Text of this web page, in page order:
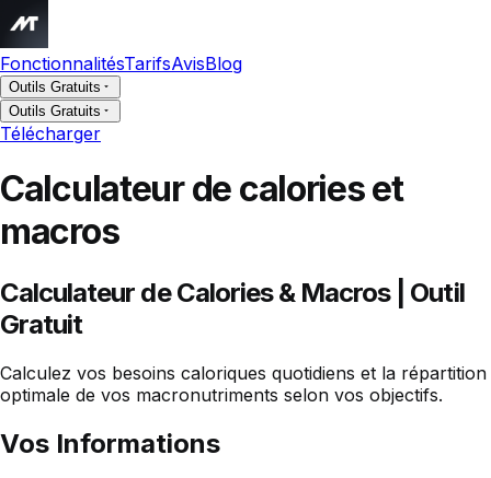
FonctionnalitésTarifsAvisBlog
Outils Gratuits
Outils Gratuits
Télécharger
Calculateur de calories et
macros
Calculateur de Calories & Macros | Outil
Gratuit
Calculez vos besoins caloriques quotidiens et la répartition
optimale de vos macronutriments selon vos objectifs.
Vos Informations